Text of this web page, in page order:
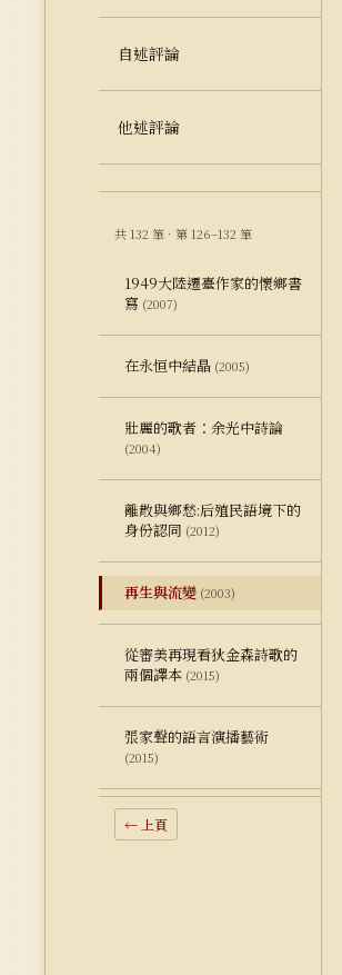
自述評論
他述評論
共 132 筆 · 第 126–132 筆
1949大陸遷臺作家的懷鄉書
寫 (2007)
在永恒中結晶 (2005)
壯麗的歌者：余光中詩論
(2004)
離散與鄉愁:后殖民語境下的
身份認同 (2012)
再生與流變 (2003)
從審美再現看狄金森詩歌的
兩個譯本 (2015)
張家聲的語言演播藝術
(2015)
← 上頁